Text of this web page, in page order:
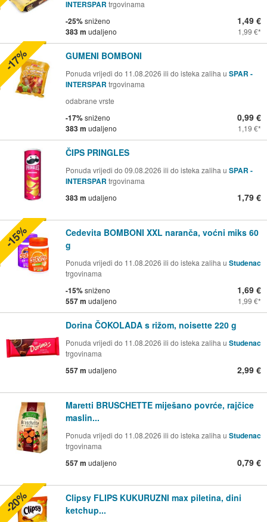
INTERSPAR trgovinama
-25%sniženo
383 m udaljeno
1,49 €
1,99 €
GUMENI BOMBONI
Ponuda vrijedi do 11.08.2026 ili do isteka zaliha u SPAR -
INTERSPAR trgovinama
odabrane vrste
-17%sniženo
383 m udaljeno
0,99 €
1,19 €
-17%
ČIPS PRINGLES
Ponuda vrijedi do 09.08.2026 ili do isteka zaliha u SPAR -
INTERSPAR trgovinama
383 m udaljeno 1,79 €
Cedevita BOMBONI XXL naranča, voćni miks 60
g
Ponuda vrijedi do 11.08.2026 ili do isteka zaliha u Studenac
trgovinama
-15%sniženo
557 m udaljeno
1,69 €
1,99 €
-15%
Dorina ČOKOLADA s rižom, noisette 220 g
Ponuda vrijedi do 11.08.2026 ili do isteka zaliha u Studenac
trgovinama
557 m udaljeno 2,99 €
Maretti BRUSCHETTE miješano povrće, rajčice
maslin...
Ponuda vrijedi do 11.08.2026 ili do isteka zaliha u Studenac
trgovinama
557 m udaljeno 0,79 €
Clipsy FLIPS KUKURUZNI max piletina, dini
ketchup...
-20%